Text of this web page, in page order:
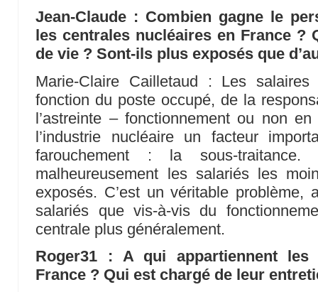
Jean-Claude : Combien gagne le
les centrales nucléaires en France ?
de vie ? Sont-ils plus exposés que
Marie-Claire Cailletaud : Les salaires
fonction du poste occupé, de la
l’astreinte – fonctionnement ou non
l’industrie nucléaire un facteur
farouchement : la sous-traitance.
malheureusement les salariés les
exposés. C’est un véritable problème,
salariés que vis-à-vis du
centrale plus généralement.
Roger31 : A qui appartiennent les
France ? Qui est chargé de leur